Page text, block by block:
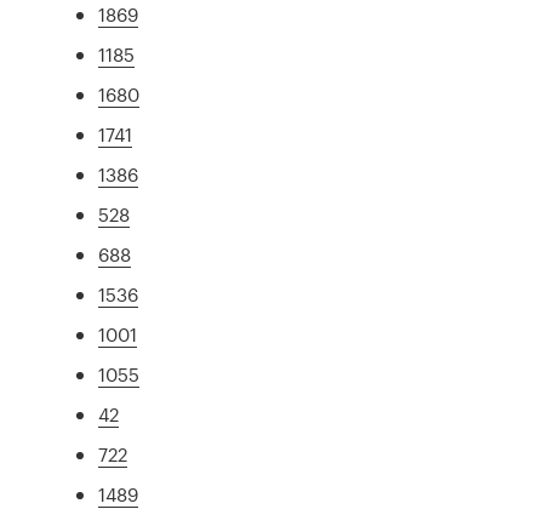
1869
1185
1680
1741
1386
528
688
1536
1001
1055
42
722
1489